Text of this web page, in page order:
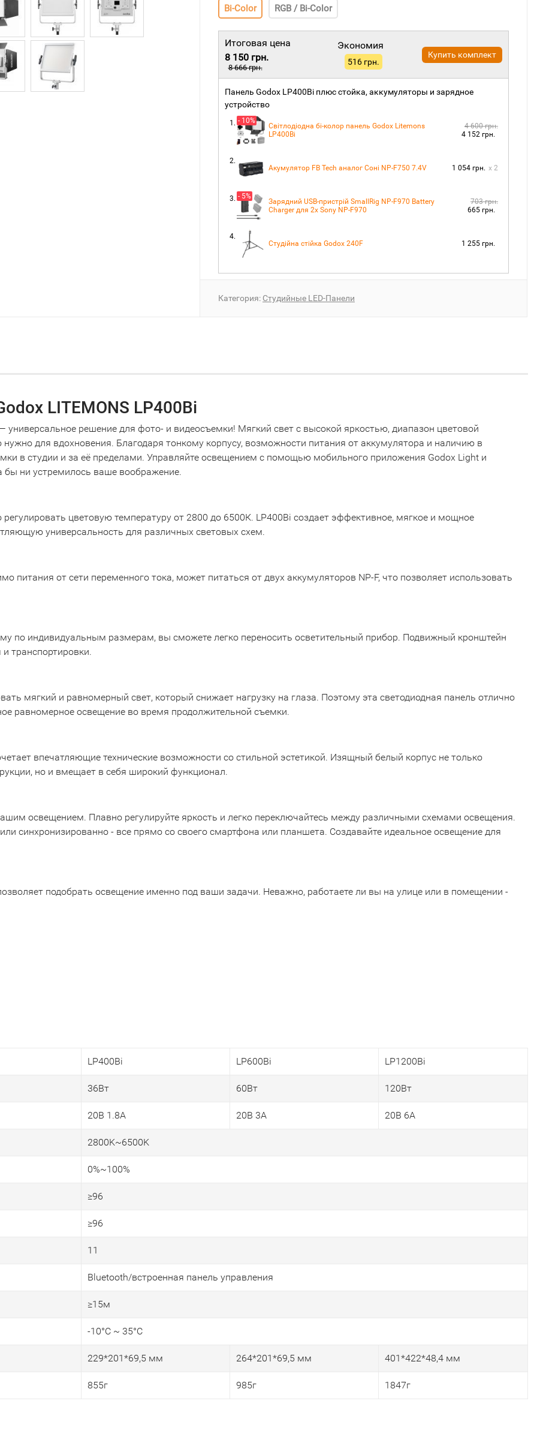
Bi-Color RGB / Bi-Color
Итоговая цена
8 150 грн.
8 666 грн.
Экономия
516 грн.
Купить комплект
Панель Godox LP400Bi плюс стойка, аккумуляторы и зарядное
устройство
- 10%
Світлодіодна бі-колор панель Godox Litemons
LP400Bi
4 600 грн.
4 152 грн.
x 2
Акумулятор FB Tech аналог Соні NP-F750 7.4V 1 054 грн.
- 5%
Зарядний USB-пристрій SmallRig NP-F970 Battery
Charger для 2х Sony NP-F970
703 грн.
665 грн.
Студійна стійка Godox 240F 1 255 грн.
Категория: Студийные LED-Панели
LITEMONS LP400Bi
универсальное решение для фото- и видеосъемки! Мягкий свет с высокой яркостью, диапазон цветовой
для вдохновения. Благодаря тонкому корпусу, возможности питания от аккумулятора и наличию в
в студии и за её пределами. Управляйте освещением с помощью мобильного приложения Godox Light и
бы ни устремилось ваше воображение.
цветовую температуру от 2800 до 6500К. LP400Bi создает эффективное, мягкое и мощное
универсальность для различных световых схем.
от сети переменного тока, может питаться от двух аккумуляторов NP-F, что позволяет использовать
по индивидуальным размерам, вы сможете легко переносить осветительный прибор. Подвижный кронштейн
транспортировки.
мягкий и равномерный свет, который снижает нагрузку на глаза. Поэтому эта светодиодная панель отлично
равномерное освещение во время продолжительной съемки.
впечатляющие технические возможности со стильной эстетикой. Изящный белый корпус не только
но и вмещает в себя широкий функционал.
освещением. Плавно регулируйте яркость и легко переключайтесь между различными схемами освещения.
синхронизированно - все прямо со своего смартфона или планшета. Создавайте идеальное освещение для
подобрать освещение именно под ваши задачи. Неважно, работаете ли вы на улице или в помещении -
LP400Bi LP600Bi LP1200Bi
36Вт 60Вт 120Вт
20В 1.8А 20В 3А 20В 6А
2800K~6500K
0%~100%
≥96
≥96
11
Bluetooth/встроенная панель управления
≥15м
-10°C ~ 35°C
229*201*69,5 мм 264*201*69,5 мм 401*422*48,4 мм
855г 985г 1847г